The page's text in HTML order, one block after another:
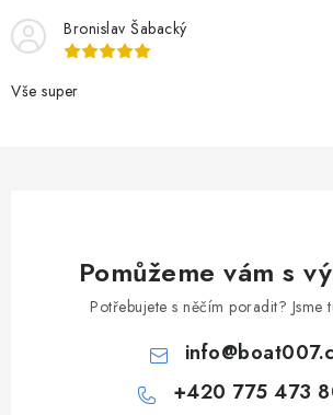
Bronislav Šabacký
Vše super
Pomůžeme vám s
Potřebujete s něčím poradit? Jsme
info@
+420 775 473